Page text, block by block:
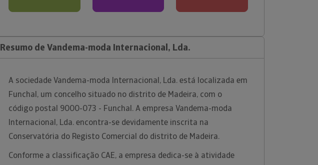
Resumo de Vandema-moda Internacional, Lda.
A sociedade Vandema-moda Internacional, Lda. está localizada em
Funchal, um concelho situado no distrito de Madeira, com o
código postal 9000-073 - Funchal. A empresa Vandema-moda
Internacional, Lda. encontra-se devidamente inscrita na
Conservatória do Registo Comercial do distrito de Madeira.
Conforme a classificação CAE, a empresa dedica-se à atividade